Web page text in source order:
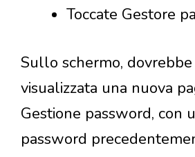
Toccate Gestore
Sullo schermo, dovrebbe
visualizzata una nuova
Gestione password, con
password